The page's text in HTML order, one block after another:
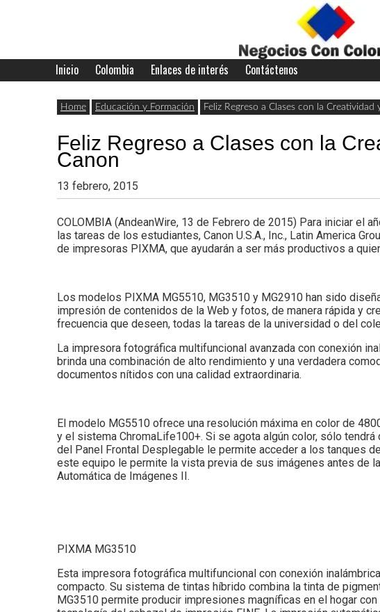
Negocios
con
Colombia
Últimas
noticias,
y
actualidad
de
negocios
con
Inicio Colombia Enlaces de interés Contáctenos
Home Educación y Formación Feliz Regreso a Clases con la
Feliz Regreso a Clases con la
Canon
13 febrero, 2015
COLOMBIA (AndeanWire, 13 de Febrero de 2015) Para iniciar el
las tareas de los estudiantes, Canon U.S.A., Inc., Latin America
de impresoras PIXMA, que ayudarán a ser más productivos a
Los modelos PIXMA MG5510, MG3510 y MG2910 han sido
impresión de contenidos de la Web y fotos, de manera rápida y
frecuencia que deseen, todas la tareas de la universidad o del
La impresora fotográfica multifuncional avanzada con conexión
brinda una combinación de alto rendimiento y una verdadera
documentos nítidos con una calidad extraordinaria.
El modelo MG5510 ofrece una resolución máxima en color de
y el sistema ChromaLife100+. Si se agota algún color, sólo
del Panel Frontal Desplegable le permite acceder a los tanques
este equipo le permite la vista previa de sus imágenes antes de
Automática de Imágenes II.
PIXMA MG3510
Esta impresora fotográfica multifuncional con conexión
compacto. Su sistema de tintas híbrido combina la tinta de
MG3510 permite producir impresiones magníficas en el hogar